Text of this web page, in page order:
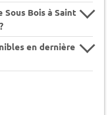
Sous Bois à Saint
en dernière